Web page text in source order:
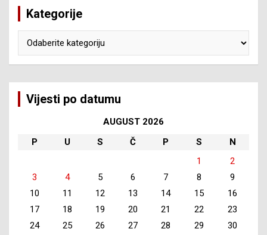
Kategorije
Vijesti po datumu
AUGUST 2026
P
U S Č P S
N
1
2
3
4 5 6 7 8
9
10
11 12 13 14 15
16
17
18 19 20 21 22
23
24
25 26 27 28 29
30